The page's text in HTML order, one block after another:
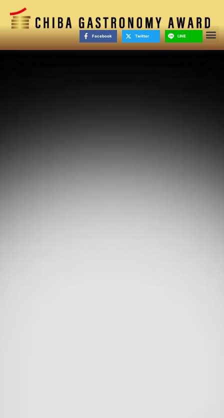
Facebook Twitter LINE